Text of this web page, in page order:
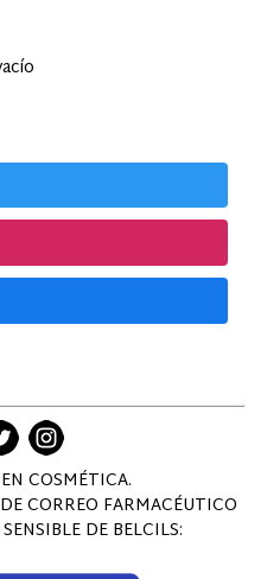
COSMÉTICA.
CORREO FARMACÉUTICO
DE BELCILS: